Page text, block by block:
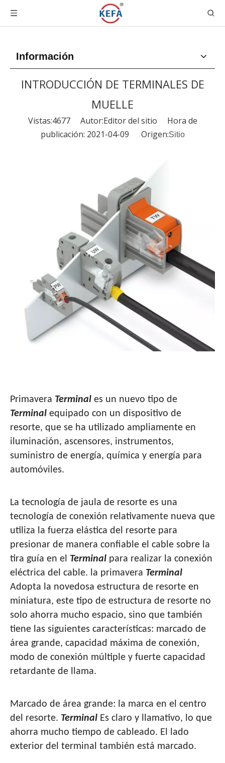
Información
INTRODUCCIÓN DE TERMINALES DE
MUELLE
Vistas:4677Autor:Editor del sitio Hora de
publicación: 2021-04-09 Origen:Sitio
Primavera Terminal es un nuevo tipo de
Terminal equipado con un dispositivo de
resorte, que se ha utilizado ampliamente en
iluminación, ascensores, instrumentos,
suministro de energía, química y energía para
automóviles.
La tecnología de jaula de resorte es una
tecnología de conexión relativamente nueva que
utiliza la fuerza elástica del resorte para
presionar de manera confiable el cable sobre la
tira guía en el Terminal para realizar la conexión
eléctrica del cable. la primavera Terminal
Adopta la novedosa estructura de resorte en
miniatura, este tipo de estructura de resorte no
solo ahorra mucho espacio, sino que también
tiene las siguientes características: marcado de
área grande, capacidad máxima de conexión,
modo de conexión múltiple y fuerte capacidad
retardante de llama.
Marcado de área grande: la marca en el centro
del resorte. Terminal Es claro y llamativo, lo que
ahorra mucho tiempo de cableado. El lado
exterior del terminal también está marcado.